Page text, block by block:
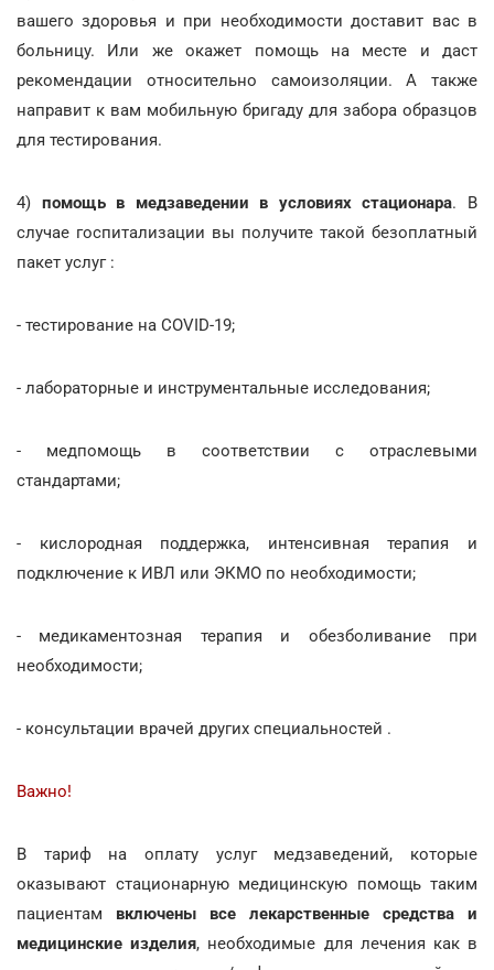
вашего здоровья и при необходимости доставит вас в
больницу. Или же окажет помощь на месте и даст
рекомендации относительно самоизоляции. А также
направит к вам мобильную бригаду для забора образцов
для тестирования.
4) помощь в медзаведении в условиях стационара. В
случае госпитализации вы получите такой безоплатный
пакет услуг :
- тестирование на COVID-19;
- лабораторные и инструментальные исследования;
- медпомощь в соответствии с отраслевыми
стандартами;
- кислородная поддержка, интенсивная терапия и
подключение к ИВЛ или ЭКМО по необходимости;
- медикаментозная терапия и обезболивание при
необходимости;
- консультации врачей других специальностей .
Важно!
В тариф на оплату услуг медзаведений, которые
оказывают стационарную медицинскую помощь таким
пациентам включены все лекарственные средства и
медицинские изделия, необходимые для лечения как в